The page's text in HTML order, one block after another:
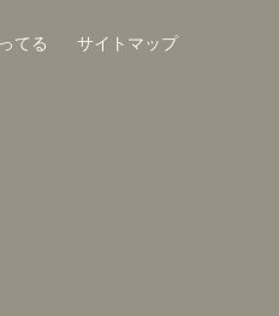
てる サイトマップ